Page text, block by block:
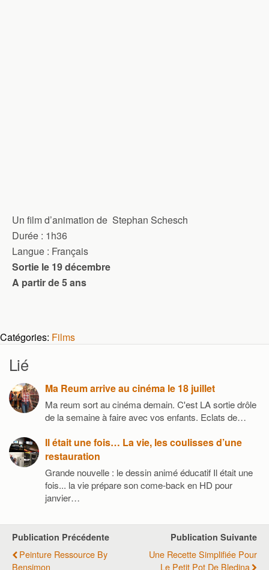
Un film d’animation de Stephan Schesch
Durée : 1h36
Langue : Français
Sortie le 19 décembre
A partir de 5 ans
Catégories: Films
Lié
Ma Reum arrive au cinéma le 18 juillet
Ma reum sort au cinéma demain. C'est LA sortie drôle
de la semaine à faire avec vos enfants. Eclats de…
Il était une fois… La vie, les coulisses d’une
restauration
Grande nouvelle : le dessin animé éducatif Il était une
fois... la vie prépare son come-back en HD pour
janvier…
Publication Précédente
Peinture Ressource By
Bensimon
Publication Suivante
Une Recette Simplifiée Pour
Le Petit Pot De Bledina